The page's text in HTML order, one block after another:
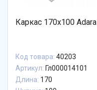
Каркас 170х100 Adara
Код товара: 40203
Артикул: Гл000014101
Длина: 170